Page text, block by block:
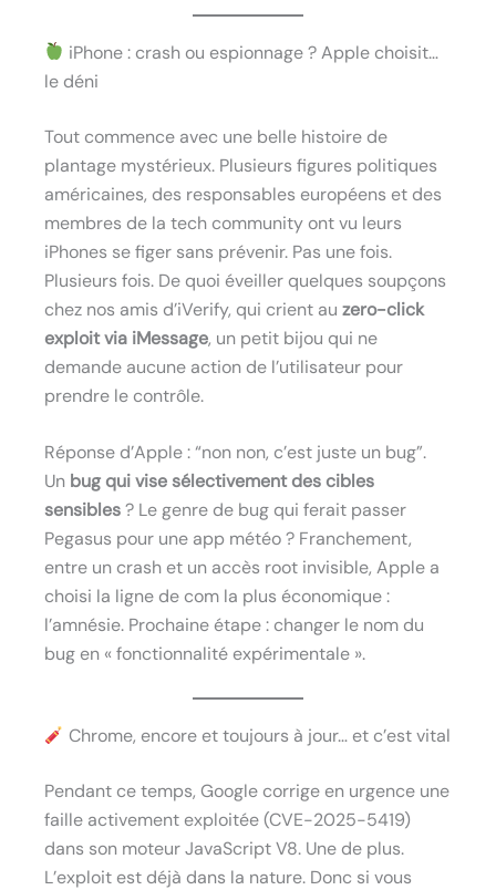
iPhone : crash ou espionnage ? Apple choisit…
le déni
Tout commence avec une belle histoire de
plantage mystérieux. Plusieurs figures politiques
américaines, des responsables européens et des
membres de la tech community ont vu leurs
iPhones se figer sans prévenir. Pas une fois.
Plusieurs fois. De quoi éveiller quelques soupçons
chez nos amis d’iVerify, qui crient au zero-click
exploit via iMessage, un petit bijou qui ne
demande aucune action de l’utilisateur pour
prendre le contrôle.
Réponse d’Apple : “non non, c’est juste un bug”.
Un bug qui vise sélectivement des cibles
sensibles? Le genre de bug qui ferait passer
Pegasus pour une app météo ? Franchement,
entre un crash et un accès root invisible, Apple a
choisi la ligne de com la plus économique :
l’amnésie. Prochaine étape : changer le nom du
bug en « fonctionnalité expérimentale ».
Chrome, encore et toujours à jour… et c’est vital
Pendant ce temps, Google corrige en urgence une
faille activement exploitée (CVE-2025-5419)
dans son moteur JavaScript V8. Une de plus.
L’exploit est déjà dans la nature. Donc si vous